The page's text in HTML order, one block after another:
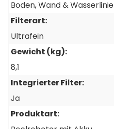
Boden, Wand & Wasserlinie
Filterart:
Ultrafein
Gewicht (kg):
8,1
Integrierter Filter:
Ja
Produktart: